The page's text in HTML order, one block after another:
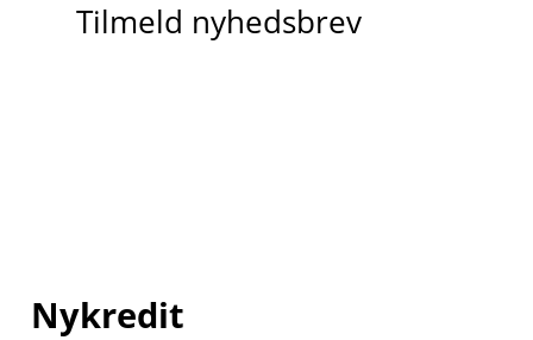
Tilmeld nyhedsbrev
Nykredit